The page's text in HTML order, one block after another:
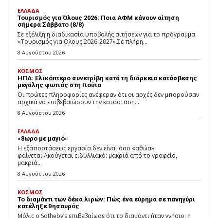
ΕΛΛΑΔΑ
Τουρισμός για Όλους 2026: Ποια ΑΦΜ κάνουν αίτηση
σήμερα Σάββατο (8/8)
Σε εξέλιξη η διαδικασία υποβολής αιτήσεων για το πρόγραμμα
«Τουρισμός για Όλους 2026-2027».Σε πλήρη...
8 Αυγούστου 2026
ΚΟΣΜΟΣ
ΗΠΑ: Ελικόπτερο συνετρίβη κατά τη διάρκεια κατάσβεσης
μεγάλης φωτιάς στη Γιούτα
Οι πρώτες πληροφορίες ανέφεραν ότι οι αρχές δεν μπορούσαν
αρχικά να επιβεβαιώσουν την κατάσταση...
8 Αυγούστου 2026
ΕΛΛΑΔΑ
«8ωρο με μαγιό»
Η εξ΄αποστάσεως εργασία δεν είναι όσο «αθώα»
φαίνεται.Ακούγεται ειδυλλιακό: μακριά από το γραφείο,
μακριά...
8 Αυγούστου 2026
ΚΟΣΜΟΣ
Το διαμάντι των δέκα λιρών: Πώς ένα εύρημα σε πανηγύρι
κατέληξε θησαυρός
Μόλις ο Sotheby’s επιβεβαίωσε ότι το διαμάντι ήταν γνήσιο, η